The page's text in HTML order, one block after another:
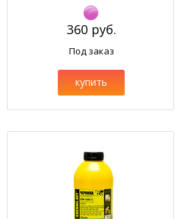
360 руб.
Под заказ
купить